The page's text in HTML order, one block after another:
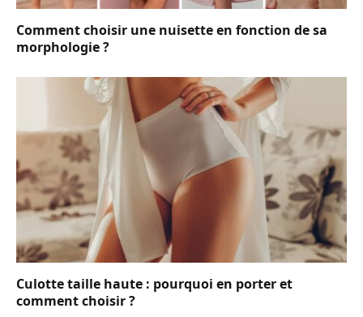
Comment choisir une nuisette en fonction de sa
morphologie ?
Culotte taille haute : pourquoi en porter et
comment choisir ?